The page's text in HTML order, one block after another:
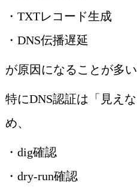
・TXTレコード生成
・DNS伝播遅延
が原因になることが多い
特にDNS認証は「見え
め、
・dig確認
・dry-run確認